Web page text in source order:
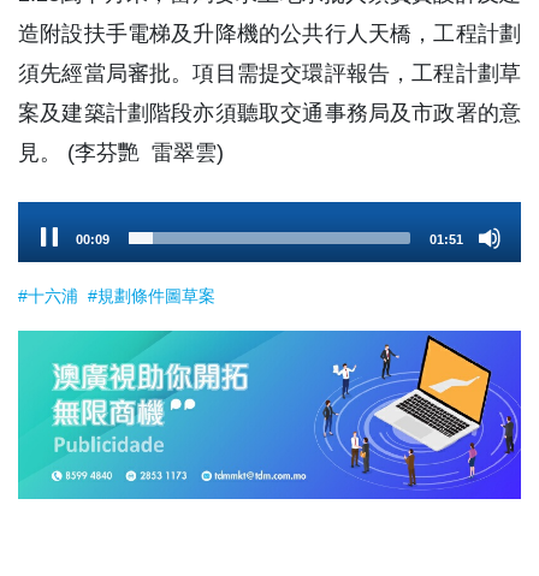
造附設扶手電梯及升降機的公共行人天橋，工程計劃
須先經當局審批。項目需提交環評報告，工程計劃草
案及建築計劃階段亦須聽取交通事務局及市政署的意
見。 (李芬艷 雷翠雲)
Player
00:10 01:51
#十六浦 #規劃條件圖草案